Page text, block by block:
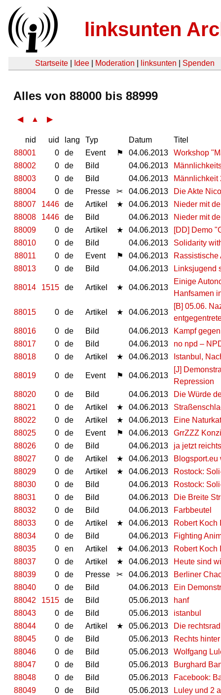
linksunten
Startseite Idee Moderation linksunten Spenden
Alles von 88000 bis 88999
◀ ▲ ▶
nid uid lang Typ Datum
Titel
88001
0 de Event ⚑ 04.06.2013
Workshop
88002
0 de Bild 04.06.2013
88003
0 de Bild 04.06.2013
Männlichkeit
88004
0 de Presse ✂ 04.06.2013
Die Akte
88007
1446 de Artikel ★ 04.06.2013
Nieder mit
88008
1446 de Bild 04.06.2013
Nieder mit
88009
0 de Artikel ★ 04.06.2013
[DD] Demo
88010
0 de Bild 04.06.2013
Solidarity
88011
0 de Event ⚑ 04.06.2013
88013
0 de Bild 04.06.2013 Linksjugend
88014 1515 de Artikel ★ 04.06.2013
Einige
Hanfsamen
88015 0 de Artikel ★ 04.06.2013
[B] 05.06.
88016
0 de Bild 04.06.2013
Kampf
88017
0 de Bild 04.06.2013
no npd –
88018
0 de Artikel ★ 04.06.2013 Istanbul,
88019 0 de Event ⚑ 04.06.2013
[J]
Repression
88020
0 de Bild 04.06.2013
Die Würde
88021
0 de Artikel ★ 04.06.2013
88022
0 de Artikel ★ 04.06.2013
Eine
88025
0 de Event ⚑ 04.06.2013
GrrZZZ Konzi
88026
0 de Bild 04.06.2013
ja jetzt
88027
0 de Artikel ★ 04.06.2013
88029
0 de Artikel ★ 04.06.2013
Rostock:
88030
0 de Bild 04.06.2013
Rostock:
88031
0 de Bild 04.06.2013
Die Breite
88032
0 de Bild 04.06.2013
Farbbeutel
88033
0 de Artikel ★ 04.06.2013
Robert Koch
88034
0 de Bild 04.06.2013
Fighting
88035
0 en Artikel ★ 04.06.2013
Robert Koch
88037
0 de Artikel ★ 04.06.2013
Heute sind
88039
0 de Presse ✂ 04.06.2013
Berliner
88040
0 de Bild 04.06.2013
Ein
88042
1515 de Bild 05.06.2013
hanf
88043
0 de Bild 05.06.2013
istanbul
88044
0 de Artikel ★ 05.06.2013
Die
88045
0 de Bild 05.06.2013
Rechts
88046
0 de Bild 05.06.2013
Wolfgang
88047
0 de Bild 05.06.2013
Burghard
88048
0 de Bild 05.06.2013
Facebook:
88049
0 de Bild 05.06.2013 Luley und 2